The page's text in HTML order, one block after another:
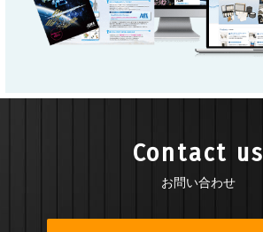
Contact us
お問い合わせ